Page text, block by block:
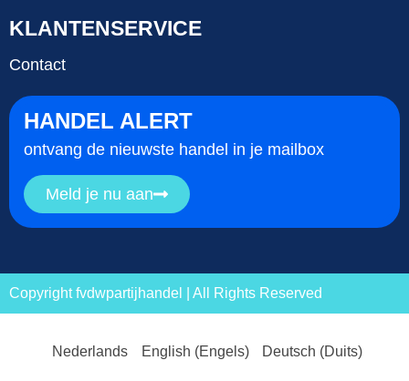
KLANTENSERVICE
Contact
HANDEL ALERT
ontvang de nieuwste handel in je mailbox
Meld je nu aan
Copyright fvdwpartijhandel | All Rights Reserved
Nederlands English (Engels) Deutsch (Duits)